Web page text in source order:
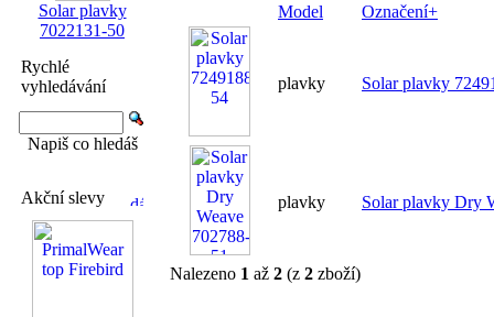
Solar plavky
7022131-50
Rychlé
vyhledávání
Napiš co hledáš
Akční slevy
Model
Označení+
plavky Solar plavky
plavky Solar plavky Dry
Nalezeno 1 až 2 (z 2 zboží)